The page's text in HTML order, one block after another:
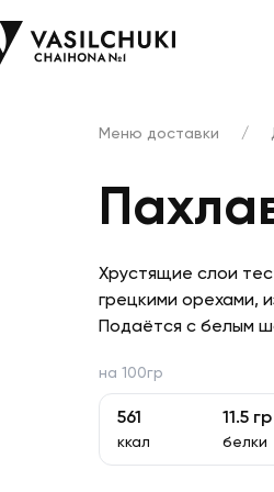
Меню доставки /
Хрустящие слои
грецкими орехами,
Подаётся с белым
на 100гр
561
ккал
11.5 гр
белки